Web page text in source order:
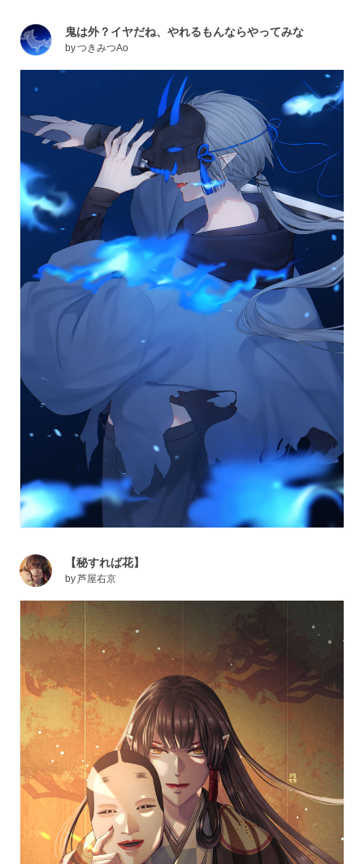
鬼は外？イヤだね、やれるもんならやってみな
byつきみつAo
【秘すれば花】
by芦屋右京